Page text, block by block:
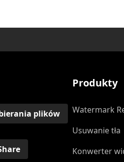
plików
Produkty
Watermark
Usuwanie tła
Konwerter